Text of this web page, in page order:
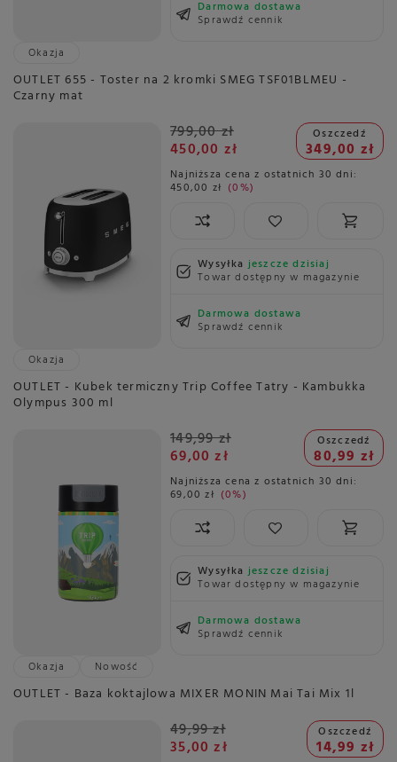
Darmowa dostawa
Sprawdź cennik
Okazja
OUTLET 655 - Toster na 2 kromki SMEG TSF01BLMEU -
Czarny mat
799,00 zł
450,00 zł
Oszczedź
349,00 zł
Najniższa cena z ostatnich 30 dni:
450,00 zł 0%
Wysyłkajeszcze dzisiaj
Towar dostępny w magazynie
Darmowa dostawa
Sprawdź cennik
Okazja
OUTLET - Kubek termiczny Trip Coffee Tatry - Kambukka
Olympus 300 ml
149,99 zł
69,00 zł
Oszczedź
80,99 zł
Najniższa cena z ostatnich 30 dni:
69,00 zł 0%
Wysyłkajeszcze dzisiaj
Towar dostępny w magazynie
Darmowa dostawa
Sprawdź cennik
Okazja
Nowość
OUTLET - Baza koktajlowa MIXER MONIN Mai Tai Mix 1l
49,99 zł
35,00 zł
Oszczedź
14,99 zł